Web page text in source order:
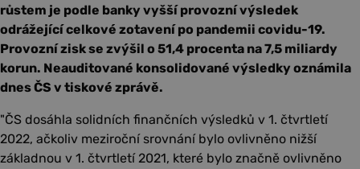
růstem je podle banky vyšší provozní výsledek
odrážející celkové zotavení po pandemii covidu-19.
Provozní zisk se zvýšil o 51,4 procenta na 7,5 miliardy
korun. Neauditované konsolidované výsledky oznámila
dnes ČS v tiskové zprávě.
"ČS dosáhla solidních finančních výsledků v 1. čtvrtletí
2022, ačkoliv meziroční srovnání bylo ovlivněno nižší
základnou v 1. čtvrtletí 2021, které bylo značně ovlivněno